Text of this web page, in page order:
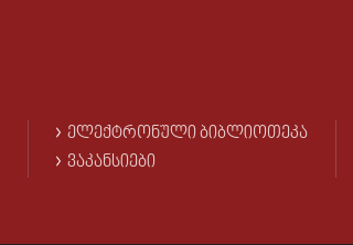
ᲔᲚᲔᲥᲢᲠᲝᲜᲣᲚᲘ ᲑᲘᲑᲚᲘᲝᲗᲔᲙᲐ
ᲕᲐᲙᲐᲜᲡᲘᲔᲑᲘ